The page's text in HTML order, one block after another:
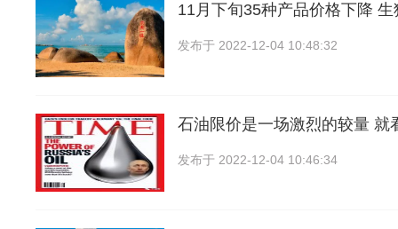
11月下旬35种产品价格下降
发布于 2022-12-04 10:48:32
石油限价是一场激烈的较量 就
发布于 2022-12-04 10:46:34